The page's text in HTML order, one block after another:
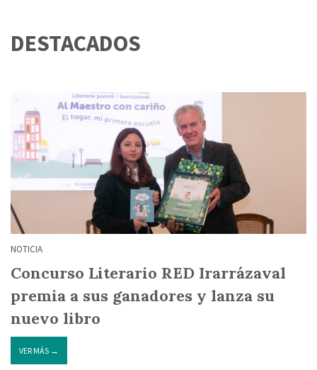
DESTACADOS
NOTICIA
Concurso Literario RED Irarrázaval
premia a sus ganadores y lanza su
nuevo libro
VER MÁS →